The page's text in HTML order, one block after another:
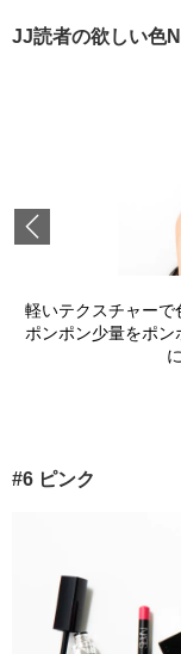
JJ読者の欲しい色
軽いテクスチャー
ポンポン少量をポ
#6 ピンク